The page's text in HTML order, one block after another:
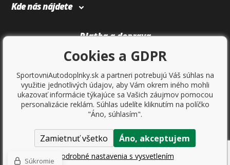
Kde nás nájdete
Platba a doprava
Copyright © 2017Sportovniautodoplnky.cz- Tuning shop, športové
autodoplnky, tuning auta. Všetky práva vyhradené.
Cookies a GDPR
SportovniAutodoplnky.sk a partneri potrebujú Váš súhlas na
využitie jednotlivých údajov, aby Vám okrem iného mohli
ukazovať informácie týkajúce sa Vašich záujmov pomocou
personalizácie reklám. Súhlas udelíte kliknutím na políčko
"Áno, súhlasím".
Zamietnuť všetko Áno, akceptujem
Podrobné nastavenia s vysvetlením
Súkromie